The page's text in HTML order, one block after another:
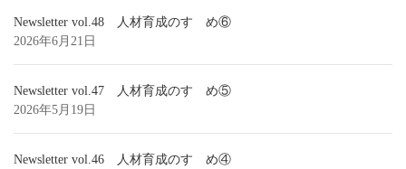
Newsletter vol.48 人材育成のすゝめ⑥
2026年6月21日
Newsletter vol.47 人材育成のすゝめ⑤
2026年5月19日
Newsletter vol.46 人材育成のすゝめ④